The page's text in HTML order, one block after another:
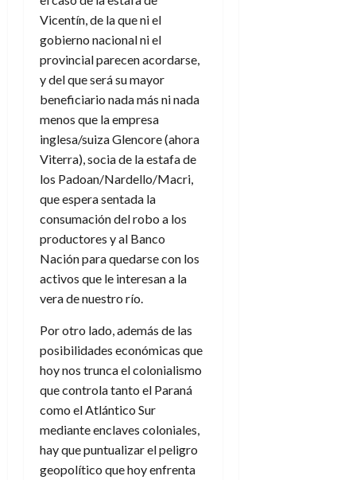
Vicentín, de la que ni el
gobierno nacional ni el
provincial parecen acordarse,
y del que será su mayor
beneficiario nada más ni nada
menos que la empresa
inglesa/suiza Glencore (ahora
Viterra), socia de la estafa de
los Padoan/Nardello/Macri,
que espera sentada la
consumación del robo a los
productores y al Banco
Nación para quedarse con los
activos que le interesan a la
vera de nuestro río.
Por otro lado, además de las
posibilidades económicas que
hoy nos trunca el colonialismo
que controla tanto el Paraná
como el Atlántico Sur
mediante enclaves coloniales,
hay que puntualizar el peligro
geopolítico que hoy enfrenta